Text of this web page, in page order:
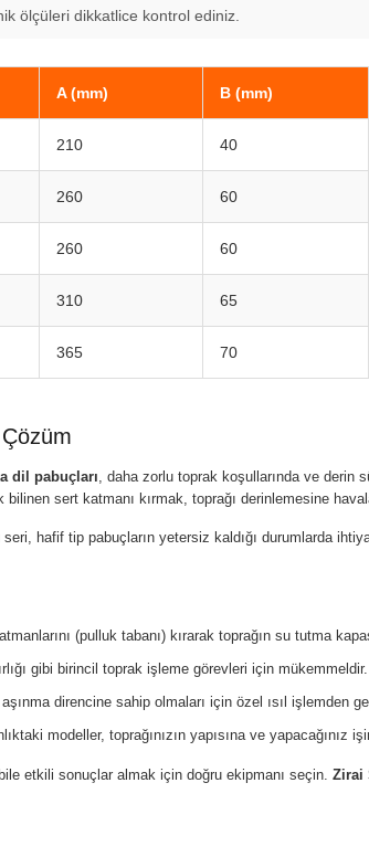
ölçüleri dikkatlice kontrol ediniz.
A (mm) B (mm)
210 40
260 60
260 60
310 65
365 70
dil pabuçları, daha zorlu toprak koşullarında ve derin
bilinen sert katmanı kırmak, toprağı derinlemesine
hafif tip pabuçların yetersiz kaldığı durumlarda
(pulluk tabanı) kırarak toprağın su tutma
gibi birincil toprak işleme görevleri için mükemmeldir.
direncine sahip olmaları için özel ısıl işlemden
modeller, toprağınızın yapısına ve
etkili sonuçlar almak için doğru ekipmanı seçin.Zirai